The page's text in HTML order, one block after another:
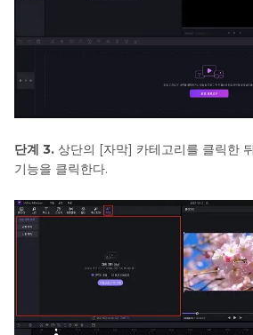
단계 3. 상단의 [자막] 카테고리를 클릭한
기능을 클릭한다.